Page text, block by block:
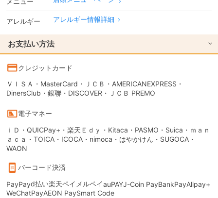
アレルギー アレルギー情報詳細 ›
お支払い方法
クレジットカード
ＶＩＳＡ・MasterCard・ＪＣＢ・AMERICANEXPRESS・
DinersClub・銀聯・DISCOVER・ＪＣＢ PREMO
電子マネー
ｉＤ・QUICPay+・楽天Ｅｄｙ・Kitaca・PASMO・Suica・ｍａｎ
ａｃａ・TOICA・ICOCA・nimoca・はやかけん・SUGOCA・
WAON
バーコード決済
PayPayd払い楽天ペイ メルペイauPAYJ-Coin PayBankPayAlipay+
WeChatPayAEON PaySmart Code